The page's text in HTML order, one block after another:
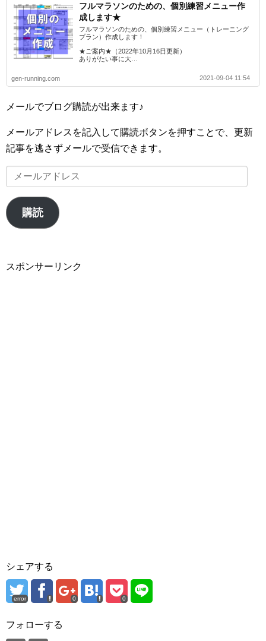
フルマラソンのための、個別練習メニュー作
成します★
フルマラソンのための、個別練習メニュー（トレーニング
プラン）作成します！
★ご案内★（2022年10月16日更新）
ありがたい事に大…
gen-running.com 2021-09-04 11:54
メールでブログ購読が出来ます♪
メールアドレスを記入して購読ボタンを押すことで、更新
記事を逃さずメールで受信できます。
ー
ル
ア
ス
購読
スポンサーリンク
シェアする
error 0 0
フォローする